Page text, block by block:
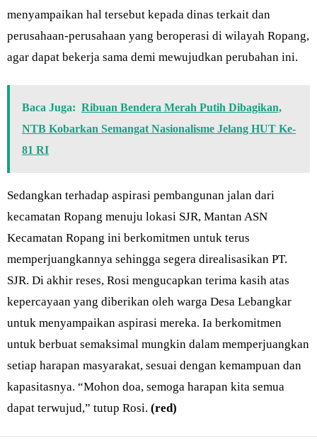
menyampaikan hal tersebut kepada dinas terkait dan
perusahaan-perusahaan yang beroperasi di wilayah Ropang,
agar dapat bekerja sama demi mewujudkan perubahan ini.
Baca Juga: Ribuan Bendera Merah Putih Dibagikan,
NTB Kobarkan Semangat Nasionalisme Jelang HUT Ke-
81 RI
Sedangkan terhadap aspirasi pembangunan jalan dari
kecamatan Ropang menuju lokasi SJR, Mantan ASN
Kecamatan Ropang ini berkomitmen untuk terus
memperjuangkannya sehingga segera direalisasikan PT.
SJR. Di akhir reses, Rosi mengucapkan terima kasih atas
kepercayaan yang diberikan oleh warga Desa Lebangkar
untuk menyampaikan aspirasi mereka. Ia berkomitmen
untuk berbuat semaksimal mungkin dalam memperjuangkan
setiap harapan masyarakat, sesuai dengan kemampuan dan
kapasitasnya. “Mohon doa, semoga harapan kita semua
dapat terwujud,” tutup Rosi. (red)